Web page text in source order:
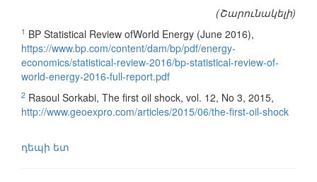
(Շարունակելի)
1 BP Statistical Review ofWorld Energy (June 2016),
https://www.bp.com/content/dam/bp/pdf/energy-
economics/statistical-review-2016/bp-statistical-review-of-
world-energy-2016-full-report.pdf
2 Rasoul Sorkabi, The first oil shock, vol. 12, No 3, 2015,
http://www.geoexpro.com/articles/2015/06/the-first-oil-shock
դեպի ետ